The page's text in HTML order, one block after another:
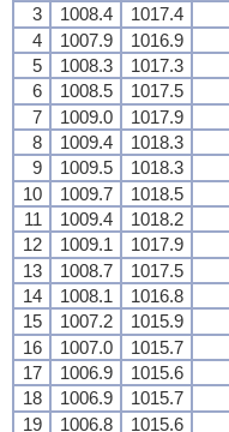
3
1008.4 1017.4
4
1007.9 1016.9
5
1008.3 1017.3
6
1008.5 1017.5
7
1009.0 1017.9
8
1009.4 1018.3
9
1009.5 1018.3
10
1009.7 1018.5
11
1009.4 1018.2
12
1009.1 1017.9
13
1008.7 1017.5
14
1008.1 1016.8
15
1007.2 1015.9
16
1007.0 1015.7
17
1006.9 1015.6
18
1006.9 1015.7
19
1006.8 1015.6